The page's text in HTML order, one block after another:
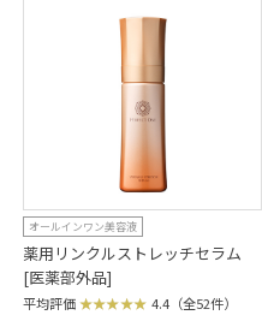
オールインワン美容液
薬用リンクルストレッチセラム
[医薬部外品]
平均評価 4.4（全52件）